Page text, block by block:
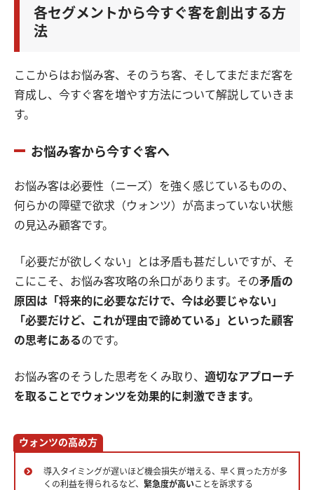
各セグメントから今すぐ客を創出する方
法
ここからはお悩み客、そのうち客、そしてまだまだ客を
育成し、今すぐ客を増やす方法について解説していきま
す。
お悩み客から今すぐ客へ
お悩み客は必要性（ニーズ）を強く感じているものの、
何らかの障壁で欲求（ウォンツ）が高まっていない状態
の見込み顧客です。
「必要だが欲しくない」とは矛盾も甚だしいですが、そ
こにこそ、お悩み客攻略の糸口があります。その矛盾の
原因は「将来的に必要なだけで、今は必要じゃない」
「必要だけど、これが理由で諦めている」といった顧客
の思考にあるのです。
お悩み客のそうした思考をくみ取り、 適切なアプローチ
を取ることでウォンツを効果的に刺激できます。
ウォンツの高め方
導入タイミングが遅いほど機会損失が増える、早く買った方が多
くの利益を得られるなど、 緊急度が高いことを訴求する